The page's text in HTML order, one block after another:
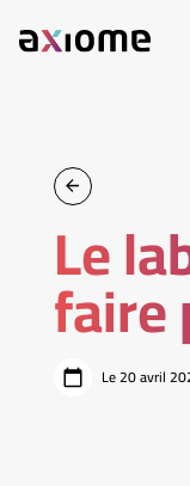
Le
faire
Le 20 avril